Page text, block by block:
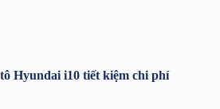
Hyundai i10 tiết kiệm chi phí